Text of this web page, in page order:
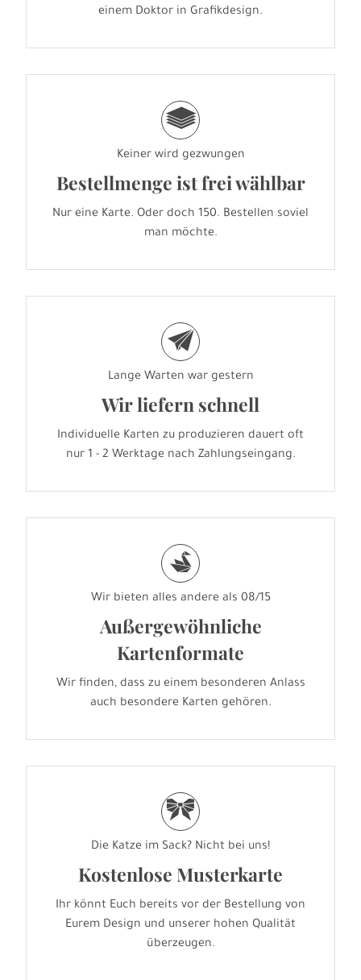
einem Doktor in Grafikdesign.
g
Keiner wird gezwungen
Bestellmenge ist frei wählbar
Nur eine Karte. Oder doch 150. Bestellen soviel
man möchte.
e
Lange Warten war gestern
Wir liefern schnell
Individuelle Karten zu produzieren dauert oft
nur 1 - 2 Werktage nach Zahlungseingang.
s
Wir bieten alles andere als 08/15
Außergewöhnliche
Kartenformate
Wir finden, dass zu einem besonderen Anlass
auch besondere Karten gehören.
r
Die Katze im Sack? Nicht bei uns!
Kostenlose Musterkarte
Ihr könnt Euch bereits vor der Bestellung von
Eurem Design und unserer hohen Qualität
überzeugen.